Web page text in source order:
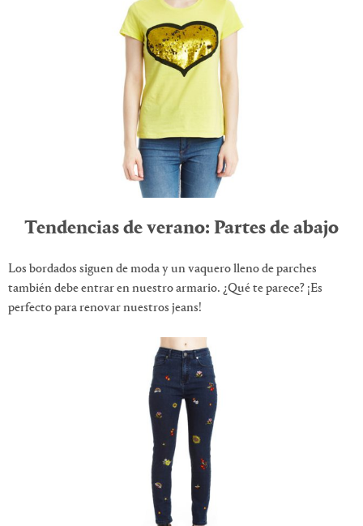
Tendencias de verano: Partes de abajo
Los bordados siguen de moda y un vaquero lleno de parches
también debe entrar en nuestro armario. ¿Qué te parece? ¡Es
perfecto para renovar nuestros jeans!